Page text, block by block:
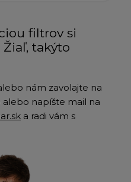
filtrov si
takýto
nám zavolajte na
alebo napíšte mail na
a radi vám s